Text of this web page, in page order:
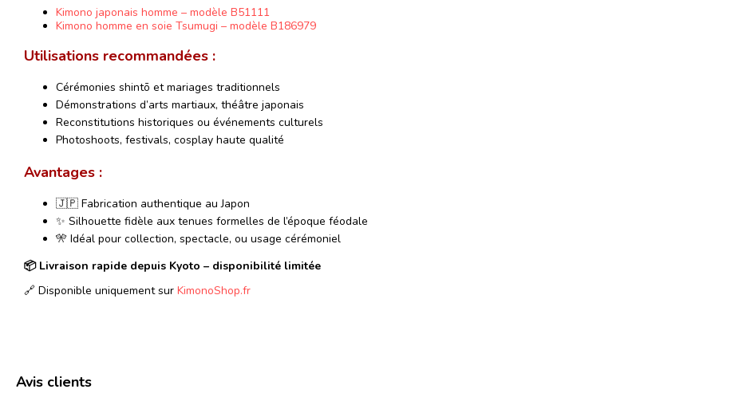
Kimono japonais homme – modèle B51111
Kimono homme en soie Tsumugi – modèle B186979
Utilisations recommandées :
Cérémonies shintō et mariages traditionnels
Démonstrations d’arts martiaux, théâtre japonais
Reconstitutions historiques ou événements culturels
Photoshoots, festivals, cosplay haute qualité
Avantages :
🇯🇵 Fabrication authentique au Japon
✨ Silhouette fidèle aux tenues formelles de l’époque féodale
🎌 Idéal pour collection, spectacle, ou usage cérémoniel
📦 Livraison rapide depuis Kyoto – disponibilité limitée
🔗 Disponible uniquement sur KimonoShop.fr
Avis clients